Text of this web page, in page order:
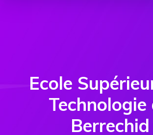
Ecole
Technologie
Berrechid